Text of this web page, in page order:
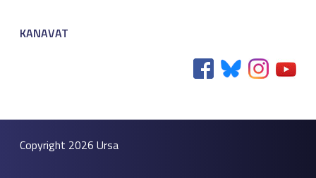
KANAVAT
Copyright 2026 Ursa